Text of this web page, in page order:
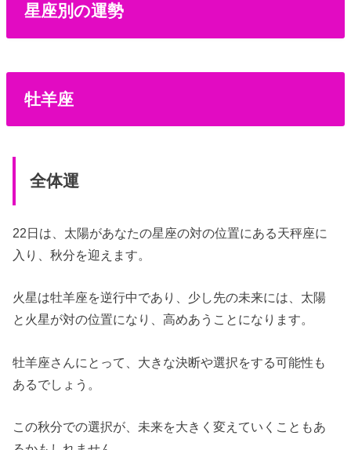
星座別の運勢
牡羊座
全体運
22日は、太陽があなたの星座の対の位置にある天秤座に
入り、秋分を迎えます。
火星は牡羊座を逆行中であり、少し先の未来には、太陽
と火星が対の位置になり、高めあうことになります。
牡羊座さんにとって、大きな決断や選択をする可能性も
あるでしょう。
この秋分での選択が、未来を大きく変えていくこともあ